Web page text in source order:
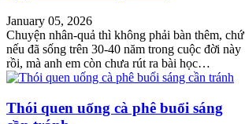
January 05, 2026
Chuyện nhân-quả thì không phải bàn thêm, chứ
nếu đã sống trên 30-40 năm trong cuộc đời này
rồi, mà anh em còn chưa rút ra bài học…
Thói quen uống cà phê buổi sáng